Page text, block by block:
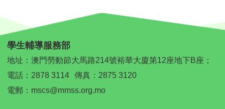
學生輔導服務部
地址：澳門勞動節大馬路214號裕華大廈第12座地下B座；
電話： 2878 3114 傳真：2875 3120
電郵： mscs@mmss.org.mo